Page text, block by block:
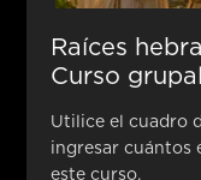
Raíces
Curso
Utilice el cuadro
ingresar cuántos
este curso.